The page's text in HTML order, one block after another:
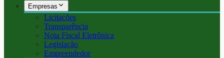
Empresas
Licitações
Transparência
Nota Fiscal Eletrônica
Legislação
Empreendedor